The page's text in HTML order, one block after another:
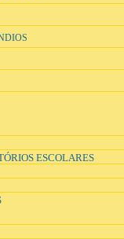
ESCOLARES
MISTURAS